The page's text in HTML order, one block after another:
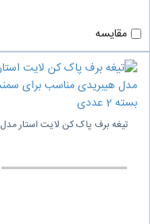
مقایسه
تیغه برف پاک کن لایت استار مدل